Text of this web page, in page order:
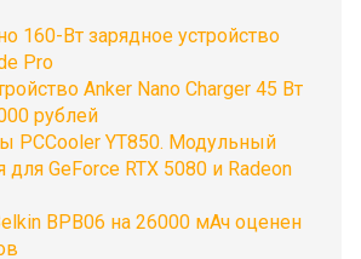
160-Вт зарядное устройство
Pro
Anker Nano Charger 45 Вт
рублей
PCCooler YT850. Модульный
для GeForce RTX 5080 и Radeon
BPB06 на 26000 мАч оценен